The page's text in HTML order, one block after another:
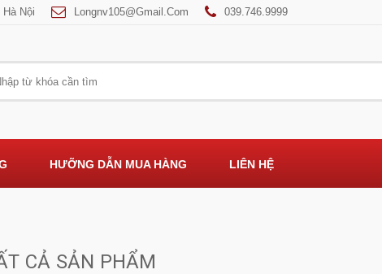
Nội Longnv105@gmail.com 039.746.9999
HƯỠNG DẪN MUA HÀNG LIÊN HỆ
CẢ SẢN PHẨM